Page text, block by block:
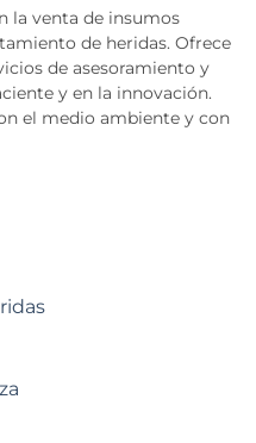
la venta de insumos
de heridas. Ofrece
de asesoramiento y
y en la innovación.
el medio ambiente y con